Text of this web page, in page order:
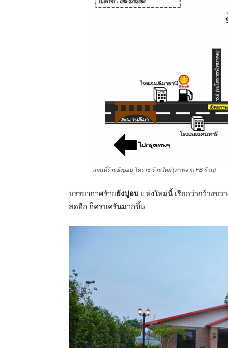
แผนที่ร้านย้งปูอบ โคราช ร้านใหม่ (ภาพจาก FB ร้าน)
บรรยากาศร้ายย้งปูอบ แห่งใหม่นี้ เรียกว่ากว้างข
สดอีก ก็ครบครันมากขึ้น